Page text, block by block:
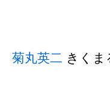
菊丸英二 きく